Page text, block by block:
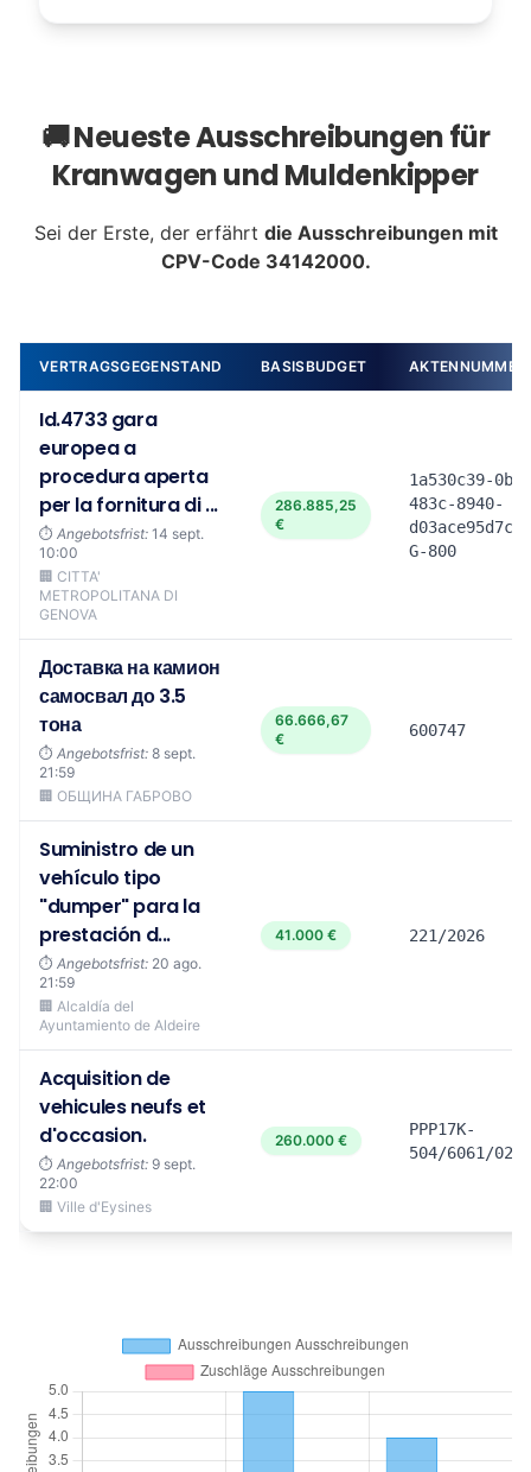
🚚 Neueste Ausschreibungen für
Kranwagen und Muldenkipper
Sei der Erste, der erfährt die Ausschreibungen mit
CPV-Code 34142000.
VERTRAGSGEGENSTAND BASISBUDGET AKTENNUMMER
Id.4733 gara
europea a
procedura aperta
per la fornitura di ...
⏱️ Angebotsfrist: 14 sept.
10:00
🏢 CITTA'
METROPOLITANA DI
GENOVA
286.885,25
€
1a530c39-
483c-8940-
G-800
Доставка на камион
самосвал до 3.5
тона
⏱️ Angebotsfrist: 8 sept.
21:59
🏢 ОБЩИНА ГАБРОВО
66.666,67
€
600747
Suministro de un
vehículo tipo
"dumper" para la
prestación d...
⏱️ Angebotsfrist: 20 ago.
21:59
🏢 Alcaldía del
Ayuntamiento de Aldeire
41.000 € 221/2026
Acquisition de
vehicules neufs et
d'occasion.
⏱️ Angebotsfrist: 9 sept.
22:00
🏢 Ville d'Eysines
260.000 €
PPP17K-
504/6061/